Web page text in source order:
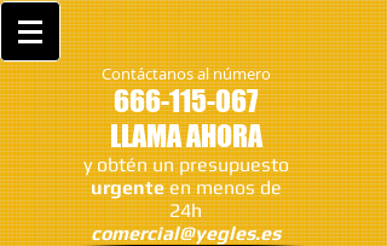
Contáctanos al número
666-115-067
LLAMA AHORA
y obtén un presupuesto
urgenteen menos de
24h
comercial@yegles.es